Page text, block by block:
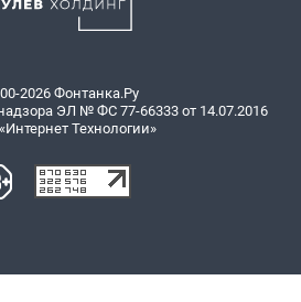
2026 Фонтанка.Ру
ЭЛ № ФС 77-66333 от 14.07.2016
Технологии»